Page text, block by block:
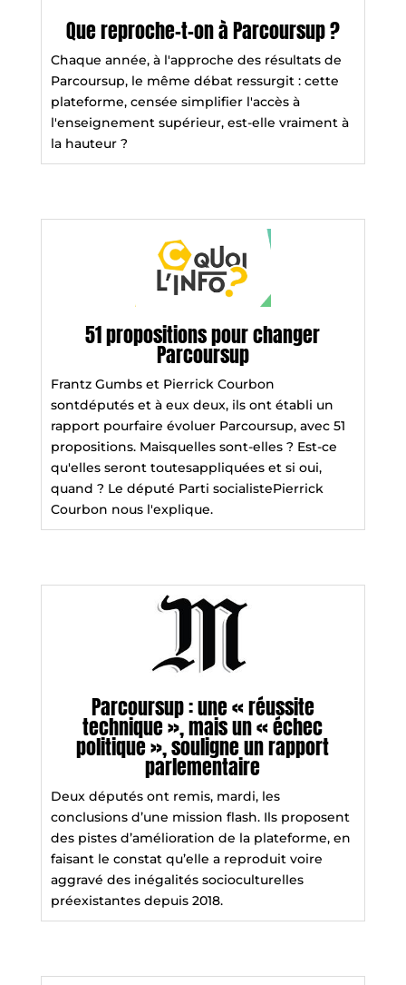
Que reproche-t-on à Parcoursup ?
Chaque année, à l'approche des résultats de
Parcoursup, le même débat ressurgit : cette
plateforme, censée simplifier l'accès à
l'enseignement supérieur, est-elle vraiment à
la hauteur ?
51 propositions pour changer
Parcoursup
Frantz Gumbs et Pierrick Courbon
sontdéputés et à eux deux, ils ont établi un
rapport pourfaire évoluer Parcoursup, avec 51
propositions. Maisquelles sont-elles ? Est-ce
qu'elles seront toutesappliquées et si oui,
quand ? Le député Parti socialistePierrick
Courbon nous l'explique.
Parcoursup : une « réussite
technique », mais un « échec
politique », souligne un rapport
parlementaire
Deux députés ont remis, mardi, les
conclusions d’une mission flash. Ils proposent
des pistes d’amélioration de la plateforme, en
faisant le constat qu’elle a reproduit voire
aggravé des inégalités socioculturelles
préexistantes depuis 2018.